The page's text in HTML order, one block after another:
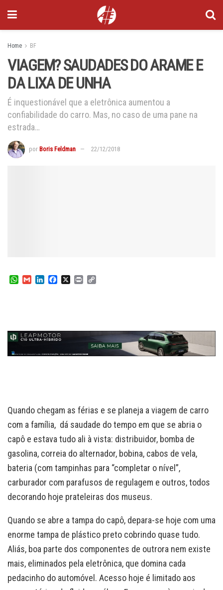
Home BF
VIAGEM? SAUDADES DO ARAME E
DA LIXA DE UNHA
É inquestionável que a eletrônica aumentou a
confiabilidade do carro. Mas, no caso de uma pane na
estrada…
por Boris Feldman 22/12/2018
W
p
p
G
I
n
o
k
X
P
n
k
Quando chegam as férias e se planeja a viagem de carro
com a família, dá saudade do tempo em que se abria o
capô e estava tudo ali à vista: distribuidor, bomba de
gasolina, correia do alternador, bobina, cabos de vela,
bateria (com tampinhas para “completar o nível”,
carburador com parafusos de regulagem e outros, todos
decorando hoje prateleiras dos museus.
Quando se abre a tampa do capô, depara-se hoje com uma
enorme tampa de plástico preto cobrindo quase tudo.
Aliás, boa parte dos componentes de outrora nem existe
mais, eliminados pela eletrônica, que domina cada
pedacinho do automóvel. Acesso hoje é limitado aos